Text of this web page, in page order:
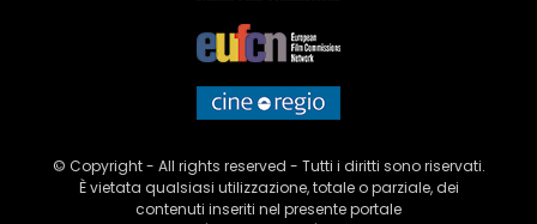
© Copyright - All rights reserved - Tutti i diritti sono riservati.
È vietata qualsiasi utilizzazione, totale o parziale, dei
contenuti inseriti nel presente portale